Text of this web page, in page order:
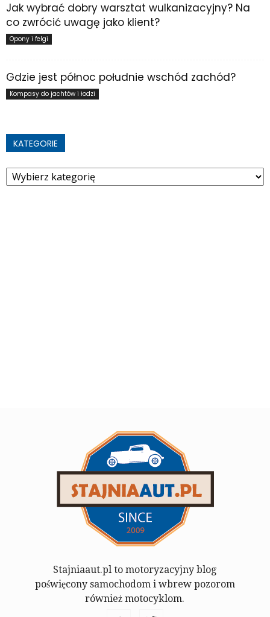
Jak wybrać dobry warsztat wulkanizacyjny? Na
co zwrócić uwagę jako klient?
Opony i felgi
Gdzie jest północ południe wschód zachód?
Kompasy do jachtów i łodzi
KATEGORIE
Kategorie
Stajniaaut.pl to motoryzacyjny blog
poświęcony samochodom i wbrew pozorom
również motocyklom.